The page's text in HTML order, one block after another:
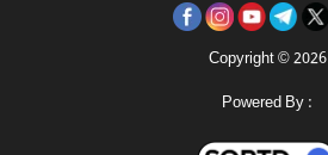
Copyright © 2026
Powered By :